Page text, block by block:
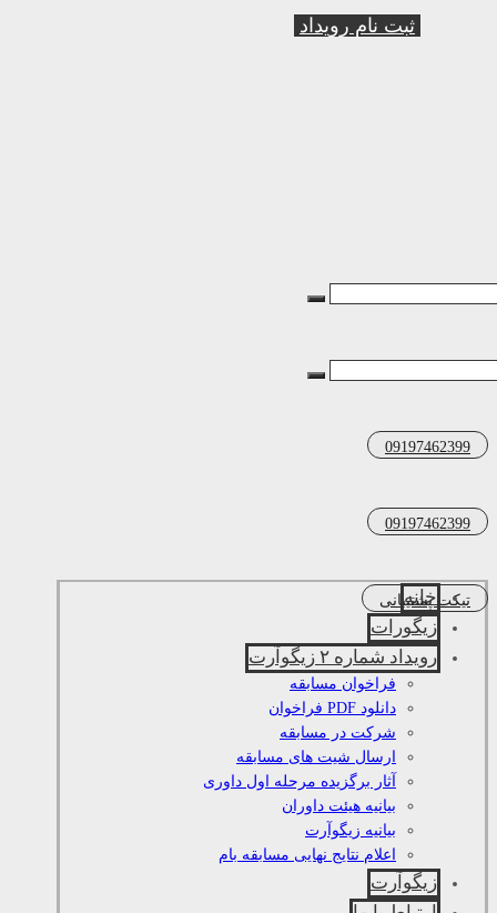
ثبت نام رویداد
09197462399
09197462399
تیکت پشتیبانی
خانه
زیگورات
رویداد شماره ۲ زیگوآرت
فراخوان مسابقه
دانلود PDF فراخوان
شرکت در مسابقه
ارسال شیت های مسابقه
آثار برگزیده مرحله اول داوری
بیانیه هیئت داوران
بیانیه زیگوآرت
اعلام نتایج نهایی مسابقه بام
زیگوآرت